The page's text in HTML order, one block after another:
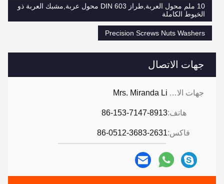
جهات الاتصال
جهات الاتصال: Mrs. Miranda Li
هاتف:86-153-7147-8913
فاكس:86-0512-3683-2631
10 ملم محول العربة,طراز DIN 603 محول عربة,مشبك العربة ذو
الخيوط الكاملة
Precision Screws Nuts Washers